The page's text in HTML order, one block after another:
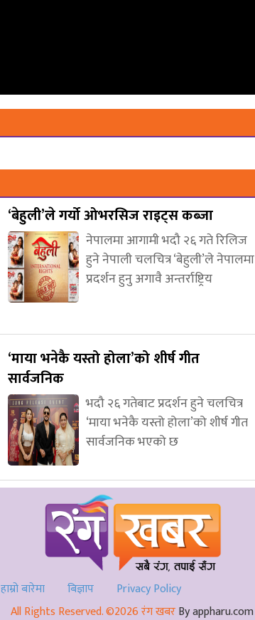
‘बेहुली’ले गर्यो ओभरसिज राइट्स कब्जा
नेपालमा आगामी भदौ २६ गते रिलिज
हुने नेपाली चलचित्र ‘बेहुली’ले नेपालमा
प्रदर्शन हुनु अगावै अन्तर्राष्ट्रिय
‘माया भनेकै यस्तो होला’को शीर्ष गीत
सार्वजनिक
भदौ २६ गतेबाट प्रदर्शन हुने चलचित्र
‘माया भनेकै यस्तो होला’को शीर्ष गीत
सार्वजनिक भएको छ
हाम्रो बारेमा बिज्ञाप
Privacy Policy
All Rights Reserved. ©2026 रंग खबरBy appharu.com